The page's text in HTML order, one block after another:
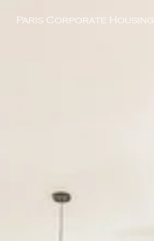
Paris Corporate Housing